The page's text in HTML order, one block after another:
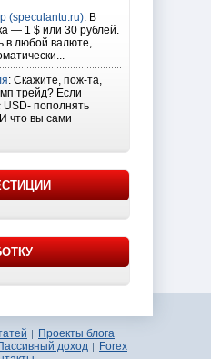
(speculantu.ru): В
— 1 $ или 30 рублей.
в любой валюте,
: Скажите, пож-та,
трейд? Если
USD- пополнять
что вы сами
Проекты блога
доход
Forex